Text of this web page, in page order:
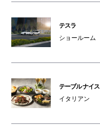
テスラ
ショールーム
テーブル ナイス
イタリアン